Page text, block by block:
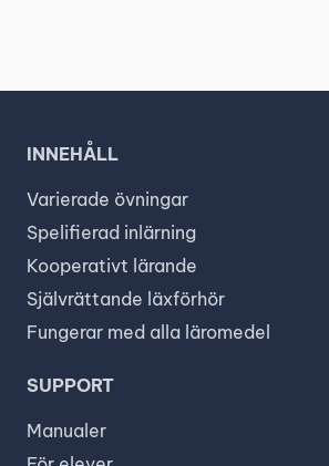
INNEHÅLL
Varierade övningar
Spelifierad inlärning
Kooperativt lärande
Självrättande läxförhör
Fungerar med alla läromedel
SUPPORT
Manualer